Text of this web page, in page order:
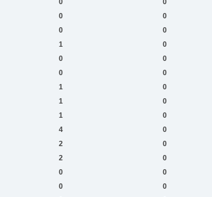
0
0
0
0
0
0
1
0
0
0
0
0
1
0
1
0
1
0
4
0
2
0
2
0
0
0
0
0